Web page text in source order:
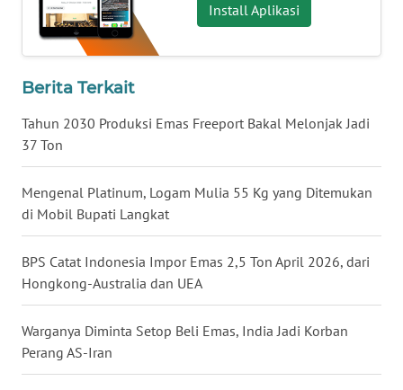
Install Aplikasi
Berita Terkait
Tahun 2030 Produksi Emas Freeport Bakal Melonjak Jadi
37 Ton
Mengenal Platinum, Logam Mulia 55 Kg yang Ditemukan
di Mobil Bupati Langkat
BPS Catat Indonesia Impor Emas 2,5 Ton April 2026, dari
Hongkong-Australia dan UEA
Warganya Diminta Setop Beli Emas, India Jadi Korban
Perang AS-Iran
WN
BENGKULU
WN
WN
JOGJA
WN
JATIM